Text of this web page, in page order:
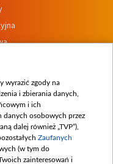
wyrazić zgody na
i zbierania danych,
i ich
danych osobowych przez
dalej również „TVP”),
Zaufanych
(w tym do
zainteresowań i